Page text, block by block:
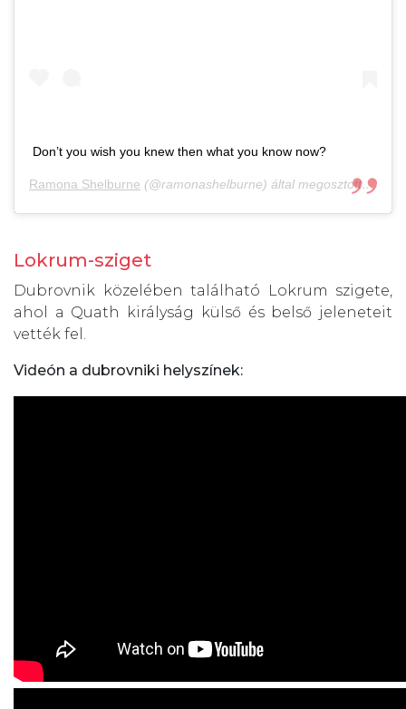
Don’t you wish you knew then what you know now?
Ramona Shelburne (@ramonashelburne) által megosztott bejegyzés,
Lokrum-sziget
Dubrovnik közelében található Lokrum szigete,
ahol a Quath királyság külső és belső jeleneteit
vették fel.
Videón a dubrovniki helyszínek: